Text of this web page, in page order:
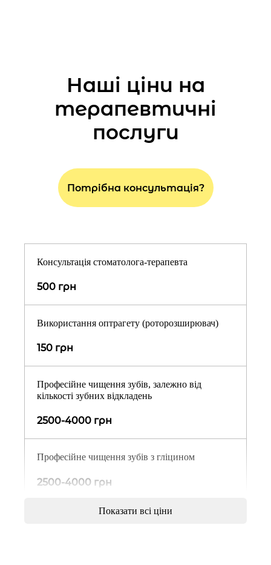
Наші ціни на
терапевтичні
послуги
Потрібна консультація?
Консультація стоматолога-терапевта
500 грн
Використання оптрагету (роторозширювач)
150 грн
Професійне чищення зубів, залежно від
кількості зубних відкладень
2500-4000 грн
Професійне чищення зубів з гліцином
2500-4000 грн
Встановлення тимчасової пломби
Показати всі ціни